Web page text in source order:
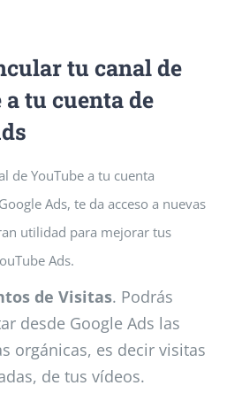
tu canal de
a tu cuenta de
de YouTube a tu cuenta
Ads, te da acceso a nuevas
utilidad para mejorar tus
Ads.
de Visitas. Podrás
desde Google Ads las
orgánicas, es decir visitas
de tus vídeos.